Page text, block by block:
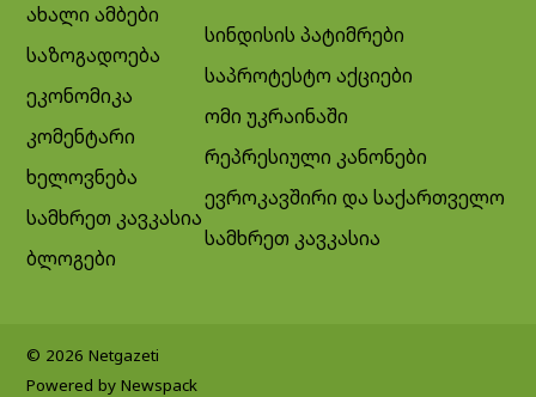
ახალი ამბები
საზოგადოება
ეკონომიკა
კომენტარი
ხელოვნება
სამხრეთ კავკასია
ბლოგები
სინდისის პატიმრები
საპროტესტო აქციები
ომი უკრაინაში
რეპრესიული კანონები
ევროკავშირი და საქართველო
სამხრეთ კავკასია
© 2026 Netgazeti
Powered by Newspack